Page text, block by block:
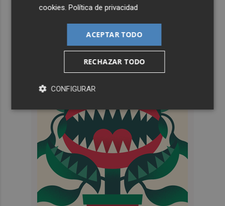
cookies.Política de privacidad
ACEPTAR TODO
RECHAZAR TODO
CONFIGURAR